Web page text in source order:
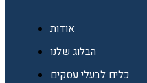
אודות
הבלוג שלנו
כלים לבעלי עסקים